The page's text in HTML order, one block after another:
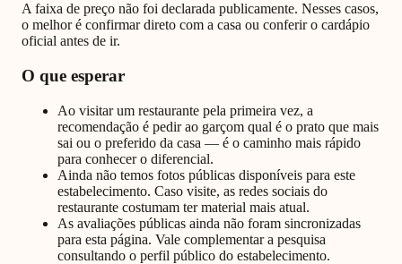
A faixa de preço não foi declarada publicamente. Nesses casos,
o melhor é confirmar direto com a casa ou conferir o cardápio
oficial antes de ir.
O que esperar
Ao visitar um restaurante pela primeira vez, a
recomendação é pedir ao garçom qual é o prato que mais
sai ou o preferido da casa — é o caminho mais rápido
para conhecer o diferencial.
Ainda não temos fotos públicas disponíveis para este
estabelecimento. Caso visite, as redes sociais do
restaurante costumam ter material mais atual.
As avaliações públicas ainda não foram sincronizadas
para esta página. Vale complementar a pesquisa
consultando o perfil público do estabelecimento.